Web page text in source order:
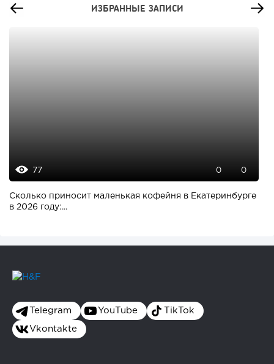
ИЗБРАННЫЕ ЗАПИСИ
77 0 0
Сколько приносит маленькая кофейня в Екатеринбурге
в 2026 году:...
Telegram YouTube TikTok
Vkontakte